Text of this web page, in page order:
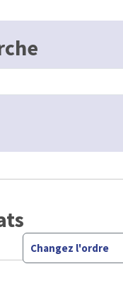
Changez l'ordre